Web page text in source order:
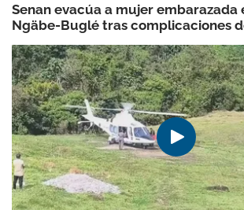
Senan evacúa a mujer embarazada
Ngäbe-Buglé tras complicaciones